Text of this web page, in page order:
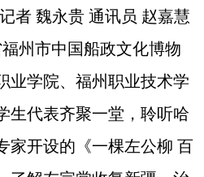
者 魏永贵 通讯员 赵嘉慧
州市中国船政文化博物
业学院、福州职业技术学
生代表齐聚一堂，聆听哈
家开设的《一棵左公柳 百